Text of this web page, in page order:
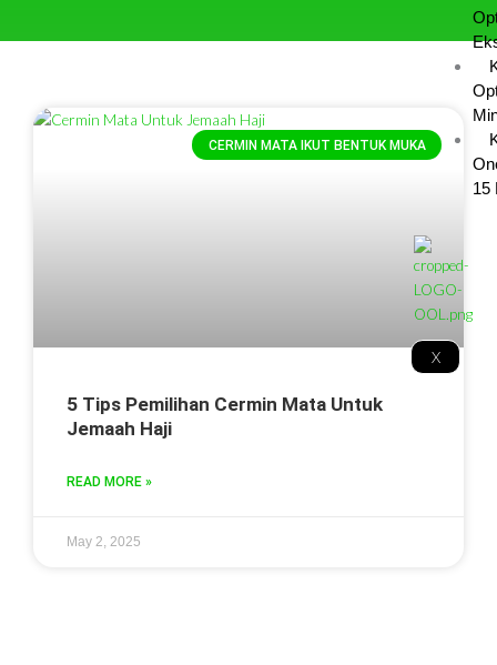
15
X
CERMIN MATA IKUT BENTUK MUKA
5 Tips Pemilihan Cermin Mata Untuk
Jemaah Haji
READ MORE »
May 2, 2025